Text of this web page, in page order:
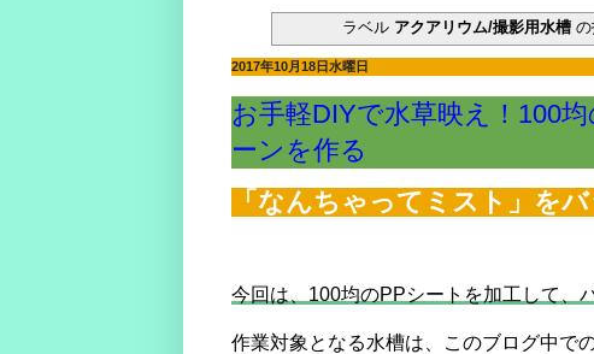
やった水槽立ち上がった！でもすぐにウールマ
電磁弁が先か？スピードコントローラーが先か
マツモが育てるには？ライト、CO2、肥料、ト
マツモをシェルターにする理由。仕方なくホー
どうしてアカヒレは、安価で地味なのに人を魅
水槽立ち上げ！悩むパイロットフィッシュ選び
復帰・復活→放置した水槽・外部フィルターは水
熱帯魚とブームで価格高騰に巻き込まれた話。
素手でコリドラスを追いかけまわした結果、激
湧き水水槽を作るつもりが、大きなクレーター
ラベル アクアリウム/撮影用水槽の
2017年10月18日水曜日
お手軽DIYで水草映え！100
ーンを作る
「なんちゃってミスト」を
今回は、100均のPPシートを加工して、
作業対象となる水槽は、このブログ中で